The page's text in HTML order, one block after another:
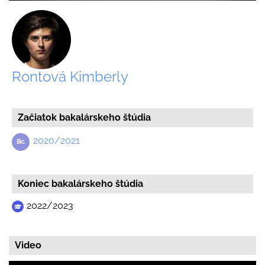
Rontová Kimberly
Začiatok bakalárskeho štúdia
2020/2021
Koniec bakalárskeho štúdia
2022/2023
Video